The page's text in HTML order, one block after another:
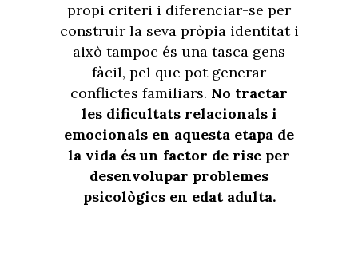
propi criteri i diferenciar-se per
construir la seva pròpia identitat i
això tampoc és una tasca gens
fàcil, pel que pot generar
conflictes familiars. No tractar
les dificultats relacionals i
emocionals en aquesta etapa de
la vida és un factor de risc per
desenvolupar problemes
psicològics en edat adulta.